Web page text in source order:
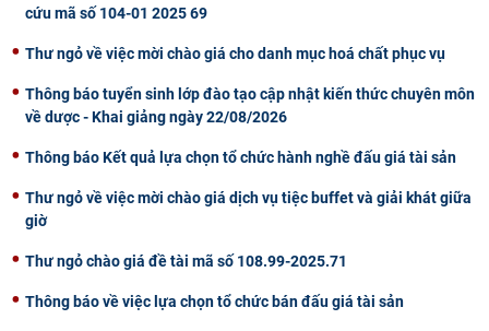
cứu mã số 104-01 2025 69
Thư ngỏ về việc mời chào giá cho danh mục hoá chất phục vụ
Thông báo tuyển sinh lớp đào tạo cập nhật kiến thức chuyên môn
về dược - Khai giảng ngày 22/08/2026
Thông báo Kết quả lựa chọn tổ chức hành nghề đấu giá tài sản
Thư ngỏ về việc mời chào giá dịch vụ tiệc buffet và giải khát giữa
giờ
Thư ngỏ chào giá đề tài mã số 108.99-2025.71
Thông báo về việc lựa chọn tổ chức bán đấu giá tài sản